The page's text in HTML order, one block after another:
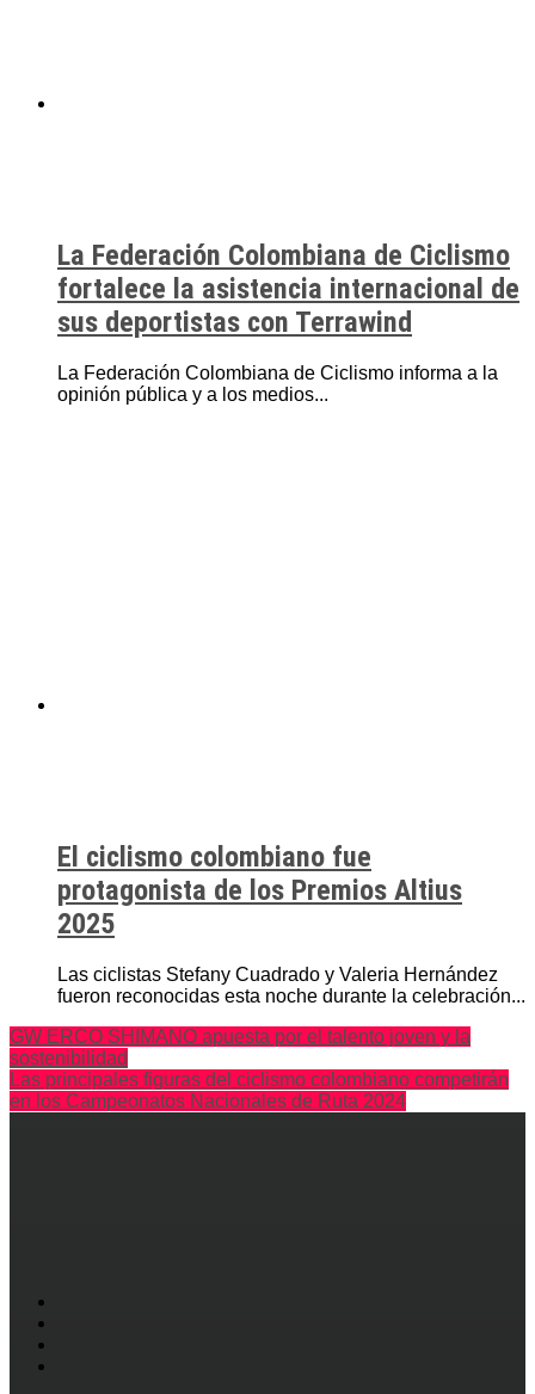
La Federación Colombiana de Ciclismo
fortalece la asistencia internacional de
sus deportistas con Terrawind
La Federación Colombiana de Ciclismo informa a la
opinión pública y a los medios...
El ciclismo colombiano fue
protagonista de los Premios Altius
2025
Las ciclistas Stefany Cuadrado y Valeria Hernández
fueron reconocidas esta noche durante la celebración...
GW ERCO SHIMANO apuesta por el talento joven y la
sostenibilidad
Las principales figuras del ciclismo colombiano competirán
en los Campeonatos Nacionales de Ruta 2024